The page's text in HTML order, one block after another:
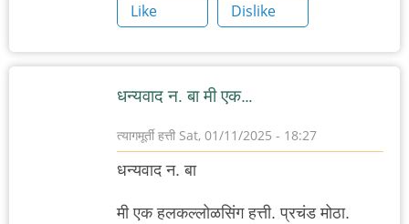
Like
Dislike
धन्यवाद न. बा मी एक…
त्यागमूर्ती हत्ती Sat, 01/11/2025 - 18:27
धन्यवाद न. बा
मी एक हलकल्लोळसिंग हत्ती. प्रचंड मोठा.